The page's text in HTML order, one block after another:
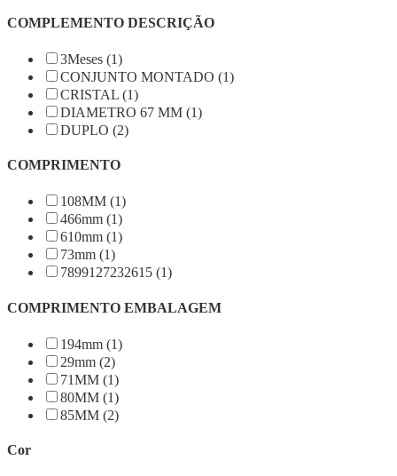
COMPLEMENTO DESCRIÇÃO
3Meses (1)
CONJUNTO MONTADO (1)
CRISTAL (1)
DIAMETRO 67 MM (1)
DUPLO (2)
COMPRIMENTO
108MM (1)
466mm (1)
610mm (1)
73mm (1)
7899127232615 (1)
COMPRIMENTO EMBALAGEM
194mm (1)
29mm (2)
71MM (1)
80MM (1)
85MM (2)
Cor